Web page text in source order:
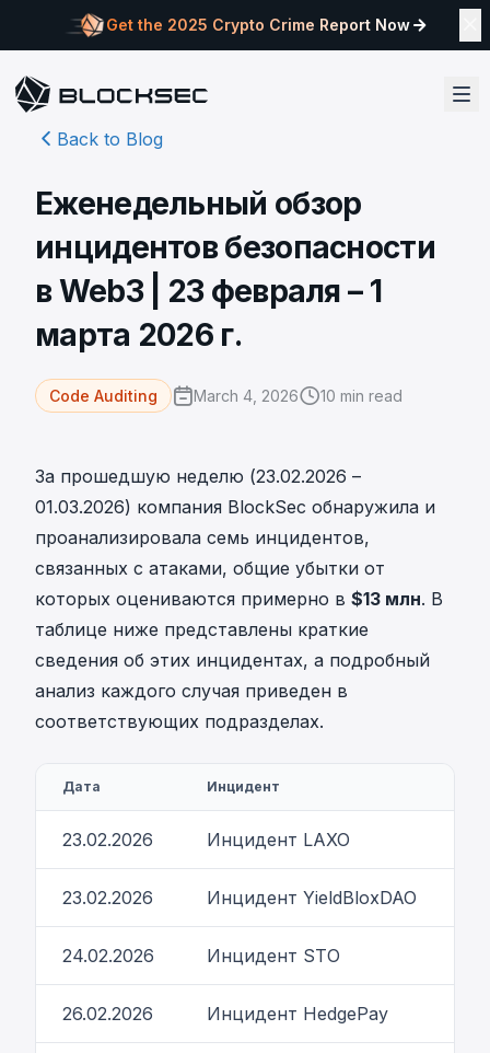
Get the 2025 Crypto Crime Report Now
Back to Blog
Еженедельный обзор
инцидентов безопасности
в Web3 | 23 февраля – 1
марта 2026 г.
Code Auditing March 4, 2026 10 min read
За прошедшую неделю (23.02.2026 –
01.03.2026) компания BlockSec обнаружила и
проанализировала семь инцидентов,
связанных с атаками, общие убытки от
которых оцениваются примерно в $13 млн. В
таблице ниже представлены краткие
сведения об этих инцидентах, а подробный
анализ каждого случая приведен в
соответствующих подразделах.
Дата Инцидент
23.02.2026 Инцидент LAXO
23.02.2026 Инцидент YieldBloxDAO
24.02.2026 Инцидент STO
26.02.2026 Инцидент HedgePay